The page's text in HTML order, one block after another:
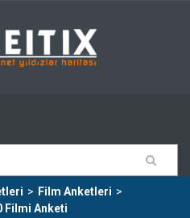
> Film Anketleri >
Filmi Anketi